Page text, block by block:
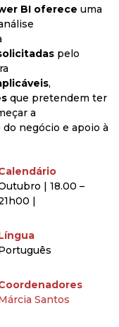
BI oferece uma
pelo
,
que pretendem ter
a
negócio e apoio à
| 18.00 –
|
Santos